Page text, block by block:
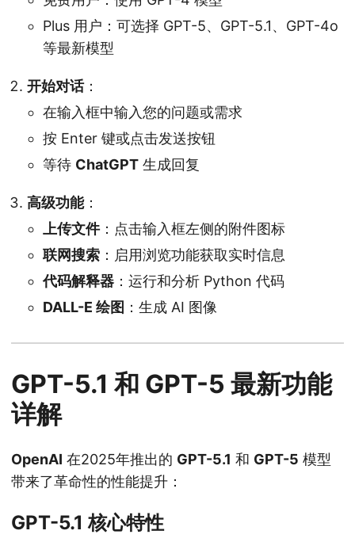
Plus 用户：可选择 GPT-5、GPT-5.1、GPT-4o
等最新模型
开始对话：
在输入框中输入您的问题或需求
按 Enter 键或点击发送按钮
等待 ChatGPT 生成回复
高级功能：
上传文件：点击输入框左侧的附件图标
联网搜索 ：启用浏览功能获取实时信息
代码解释器 ：运行和分析 Python 代码
DALL-E 绘图 ：生成 AI 图像
GPT-5.1 和 GPT-5 最新功能
详解
OpenAI 在2025年推出的 GPT-5.1 和 GPT-5 模型
带来了革命性的性能提升：
GPT-5.1 核心特性